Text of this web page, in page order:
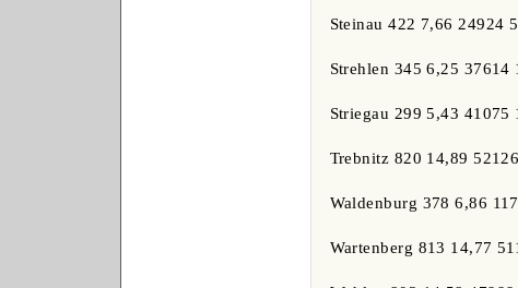
Steinau 422 7,66 24924
Strehlen 345 6,25 37614
Striegau 299 5,43 41075
Trebnitz 820 14,89
Waldenburg 378 6,86
Wartenberg 813 14,77